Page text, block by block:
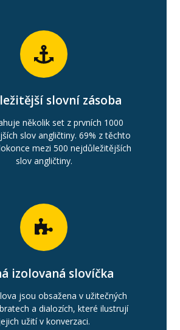
slovní zásoba
několik set z prvních 1000
slov angličtiny. 69% z těchto
mezi 500 nejdůležitějších
slov angličtiny.
izolovaná slovíčka
jsou obsažena v užitečných
a dialozích, které ilustrují
užití v konverzaci.